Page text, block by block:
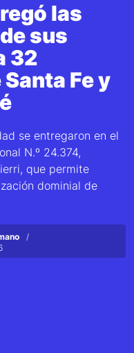
las
sus
32
Fe y
se entregaron en el
N.º 24.374,
que permite
dominial de